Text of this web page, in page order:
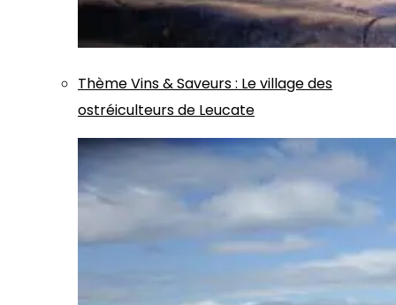
ThèmeVins & Saveurs: Le village des
ostréiculteurs de Leucate